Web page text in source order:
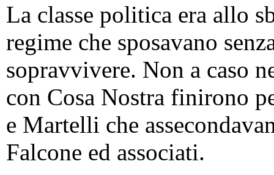
La classe politica era allo
regime che sposavano
sopravvivere. Non a caso
con Cosa Nostra finirono
e Martelli che
Falcone ed associati.